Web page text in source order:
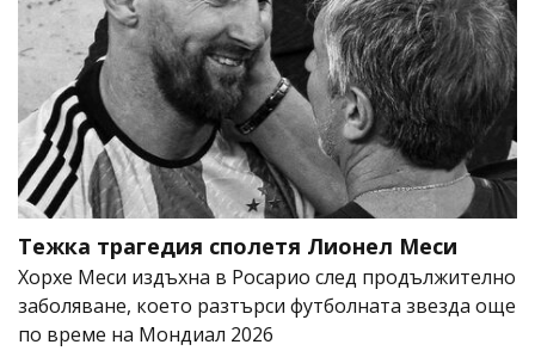
Тежка трагедия сполетя Лионел Меси
Хорхе Меси издъхна в Росарио след продължително
заболяване, което разтърси футболната звезда още
по време на Мондиал 2026